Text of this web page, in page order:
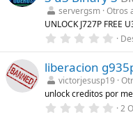
t
r
e
l
(
s
)
servergsm Otros
UNLOCK J727P FREE
0
0
0
e
s
t
r
liberacion
victorjesusp19
unlock creditos por
02